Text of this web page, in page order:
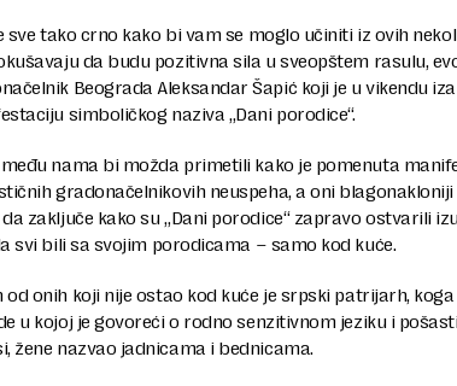
sve tako crno kako bi vam se moglo učiniti iz ovih
da budu pozitivna sila u sveopštem rasulu,
Beograda Aleksandar Šapić koji je u vikendu
simboličkog naziva „Dani porodice“.
nama bi možda primetili kako je pomenuta
gradonačelnikovih neuspeha, a oni
zaključe kako su „Dani porodice“ zapravo ostvarili
svi bili sa svojim porodicama – samo kod kuće.
od onih koji nije ostao kod kuće je srpski patrijarh,
u kojoj je govoreći o rodno senzitivnom jeziku i
žene nazvao jadnicama i bednicama.